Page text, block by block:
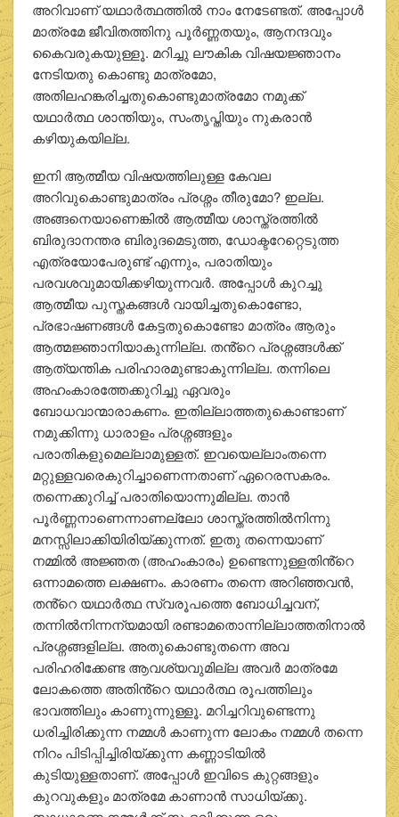
അറിവാണ് യഥാർത്ഥത്തിൽ നാം നേടേണ്ടത്. അപ്പോൾ
മാത്രമേ ജീവിതത്തിനു പൂർണ്ണതയും, ആനന്ദവും
കൈവരുകയുള്ളൂ. മറിച്ചു ലൗകിക വിഷയജ്ഞാനം
നേടിയതു കൊണ്ടു മാത്രമോ,
അതിലഹങ്കരിച്ചതുകൊണ്ടുമാത്രമോ നമുക്ക്
യഥാർത്ഥ ശാന്തിയും, സംതൃപ്തിയും നുകരാൻ
കഴിയുകയില്ല.
ഇനി ആത്മീയ വിഷയത്തിലുള്ള കേവല
അറിവുകൊണ്ടുമാത്രം പ്രശ്നം തീരുമോ? ഇല്ല.
അങ്ങനെയാണെങ്കിൽ ആത്മീയ ശാസ്ത്രത്തിൽ
ബിരുദാനന്തര ബിരുദമെടുത്ത, ഡോക്ടറേറ്റെടുത്ത
എത്രയോപേരുണ്ട് എന്നും, പരാതിയും
പരവശവുമായിക്കഴിയുന്നവർ. അപ്പോൾ കുറച്ചു
ആത്മീയ പുസ്തകങ്ങൾ വായിച്ചതുകൊണ്ടോ,
പ്രഭാഷണങ്ങൾ കേട്ടതുകൊണ്ടോ മാത്രം ആരും
ആത്മജ്ഞാനിയാകുന്നില്ല. തൻ്റെ പ്രശ്നങ്ങൾക്ക്
ആത്യന്തിക പരിഹാരമുണ്ടാകുന്നില്ല. തന്നിലെ
അഹംകാരത്തേക്കുറിച്ചു ഏവരും
ബോധവാന്മാരാകണം. ഇതില്ലാത്തതുകൊണ്ടാണ്
നമുക്കിന്നു ധാരാളം പ്രശ്നങ്ങളും
പരാതികളുമെല്ലാമുള്ളത്. ഇവയെല്ലാംതന്നെ
മറ്റുള്ളവരെകുറിച്ചാണെന്നതാണ് ഏറെരസകരം.
തന്നെക്കുറിച്ച് പരാതിയൊന്നുമില്ല. താൻ
പൂർണ്ണനാണെന്നാണല്ലോ ശാസ്ത്രത്തിൽനിന്നു
മനസ്സിലാക്കിയിരിയ്ക്കുന്നത്. ഇതു തന്നെയാണ്
നമ്മിൽ അജ്ഞത (അഹംകാരം) ഉണ്ടെന്നുള്ളതിൻ്റെ
ഒന്നാമത്തെ ലക്ഷണം. കാരണം തന്നെ അറിഞ്ഞവൻ,
തൻ്റെ യഥാർത്ഥ സ്വരൂപത്തെ ബോധിച്ചവന്,
തന്നിൽനിന്നന്യമായി രണ്ടാമതൊന്നില്ലാത്തതിനാൽ
പ്രശ്നങ്ങളില്ല. അതുകൊണ്ടുതന്നെ അവ
പരിഹരിക്കേണ്ട ആവശ്യവുമില്ല അവർ മാത്രമേ
ലോകത്തെ അതിൻ്റെ യഥാർത്ഥ രൂപത്തിലും
ഭാവത്തിലും കാണുന്നുള്ളൂ. മറിച്ചറിവുണ്ടെന്നു
ധരിച്ചിരിക്കുന്ന നമ്മൾ കാണുന്ന ലോകം നമ്മൾ തന്നെ
നിറം പിടിപ്പിച്ചിരിയ്ക്കുന്ന കണ്ണാടിയിൽ
കുടിയുള്ളതാണ്. അപ്പോൾ ഇവിടെ കുറ്റങ്ങളും
കുറവുകളും മാത്രമേ കാണാൻ സാധിയ്ക്കു.